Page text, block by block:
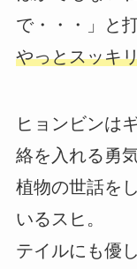
で・・・」と
やっとスッキ
ヒョンビンは
絡を入れる勇
植物の世話を
いるスヒ。
テイルにも優